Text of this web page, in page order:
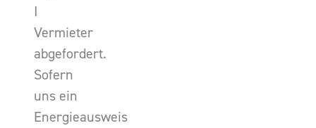
I
Vermieter
abgefordert.
Sofern
uns ein
Energieausweis